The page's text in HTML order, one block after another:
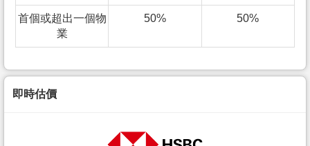
首個或超出一個物
業
50% 50%
即時估價